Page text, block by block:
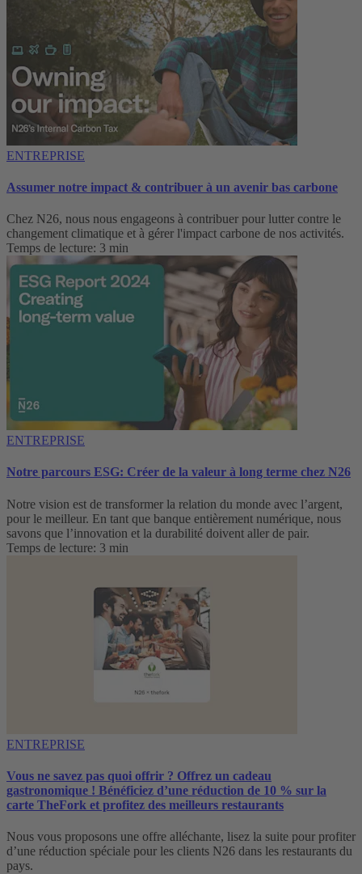
ENTREPRISE
Assumer notre impact & contribuer à un avenir bas carbone
Chez N26, nous nous engageons à contribuer pour lutter contre le
changement climatique et à gérer l'impact carbone de nos activités.
Temps de lecture: 3 min
ENTREPRISE
Notre parcours ESG: Créer de la valeur à long terme chez N26
Notre vision est de transformer la relation du monde avec l’argent,
pour le meilleur. En tant que banque entièrement numérique, nous
savons que l’innovation et la durabilité doivent aller de pair.
Temps de lecture: 3 min
ENTREPRISE
Vous ne savez pas quoi offrir ? Offrez un cadeau
gastronomique ! Bénéficiez d’une réduction de 10 % sur la
carte TheFork et profitez des meilleurs restaurants
Nous vous proposons une offre alléchante, lisez la suite pour profiter
d’une réduction spéciale pour les clients N26 dans les restaurants du
pays.